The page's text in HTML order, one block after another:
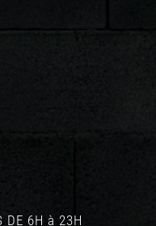
DE 6H à 23H